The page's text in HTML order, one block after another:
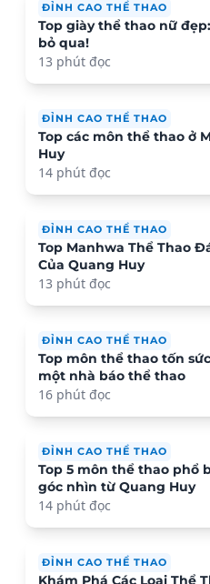
ĐỈNH CAO THỂ THAO
Top giày thể thao nữ
bỏ qua!
13 phút đọc
ĐỈNH CAO THỂ THAO
Top các môn thể thao ở
Huy
14 phút đọc
ĐỈNH CAO THỂ THAO
Top Manhwa Thể Thao
Của Quang Huy
13 phút đọc
ĐỈNH CAO THỂ THAO
Top môn thể thao tốn
một nhà báo thể thao
16 phút đọc
ĐỈNH CAO THỂ THAO
Top 5 môn thể thao phổ
góc nhìn từ Quang Huy
14 phút đọc
ĐỈNH CAO THỂ THAO
Khám Phá Các Loại Thể